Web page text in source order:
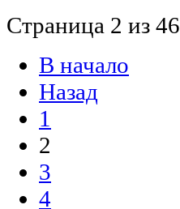
Страница 2 из 46
В начало
Назад
1
2
3
4